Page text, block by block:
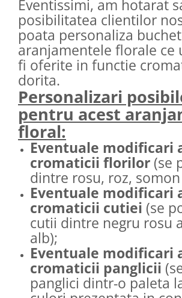
Eventissimi, am hotarat
posibilitatea clientilor
poata personaliza
aranjamentele florale ce
fi oferite in functie
dorita.
Personalizari
pentru acest
floral:
Eventuale modificari
cromaticii florilor (se
dintre rosu, roz,
Eventuale modificari
cromaticii cutiei (se
cutii dintre negru rosu
alb);
Eventuale modificari
cromaticii panglicii
panglici dintr-o paleta